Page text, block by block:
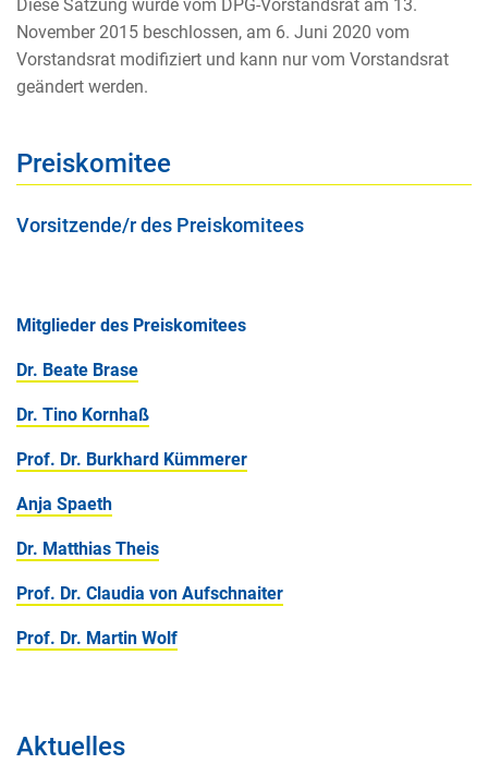
Diese Satzung wurde vom DPG-Vorstandsrat am 13.
November 2015 beschlossen, am 6. Juni 2020 vom
Vorstandsrat modifiziert und kann nur vom Vorstandsrat
geändert werden.
Preiskomitee
Vorsitzende/r des Preiskomitees
Mitglieder des Preiskomitees
Dr. Beate Brase
Dr. Tino Kornhaß
Prof. Dr. Burkhard Kümmerer
Anja Spaeth
Dr. Matthias Theis
Prof. Dr. Claudia von Aufschnaiter
Prof. Dr. Martin Wolf
Aktuelles